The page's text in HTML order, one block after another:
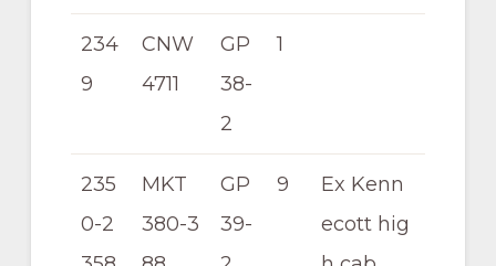
234
9
CNW
4711
GP
38-
2
1
235
0-2
MKT
380-3
GP
39-
9
Ex Kenn
ecott hig